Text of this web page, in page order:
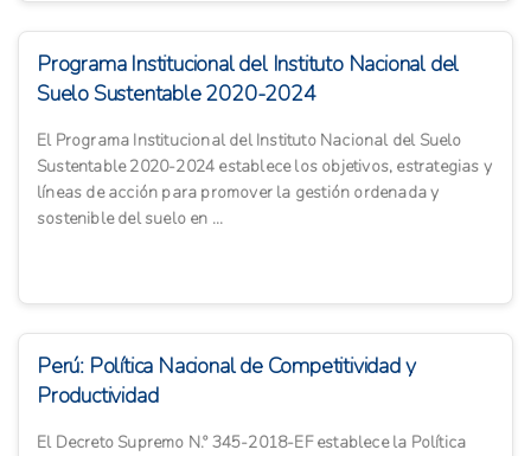
Programa Institucional del Instituto Nacional del
Suelo Sustentable 2020-2024
El Programa Institucional del Instituto Nacional del Suelo
Sustentable 2020-2024 establece los objetivos, estrategias y
líneas de acción para promover la gestión ordenada y
sostenible del suelo en ...
Perú: Política Nacional de Competitividad y
Productividad
El Decreto Supremo N.º 345-2018-EF establece la Política